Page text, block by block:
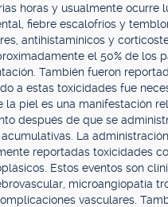
horas y usualmente ocurre
fiebre escalofríos y
antihistamínicos y
el 50% de los
También fueron
a estas toxicidades fue
la piel es una manifestación
después de que se
La
reportadas toxicidades
Estos eventos son
microangiopatía
vasculares.